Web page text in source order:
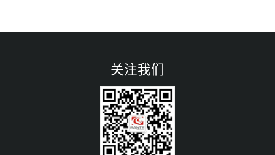
关注我们